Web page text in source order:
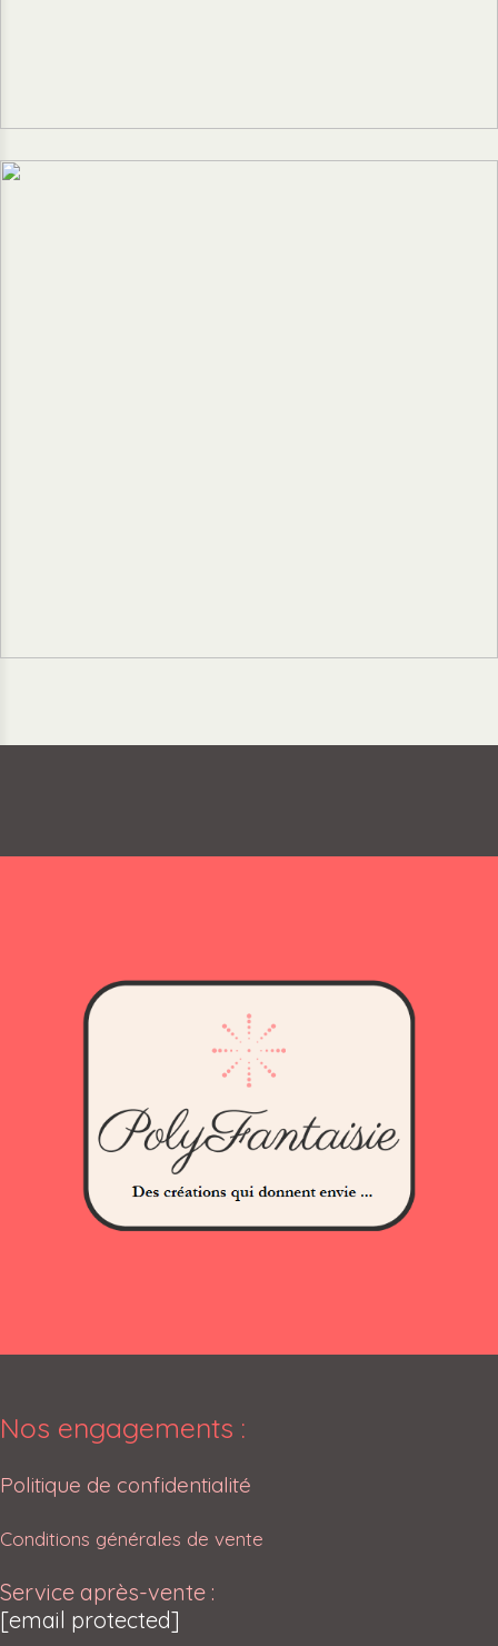
Nos engagements :
Politique de confidentialité
Conditions générales de vente
Service après-vente :
[email protected]